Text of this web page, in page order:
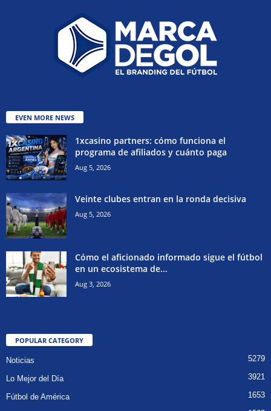
EVEN MORE NEWS
1xcasino partners: cómo funciona el
programa de afiliados y cuánto paga
Aug 5, 2026
Veinte clubes entran en la ronda decisiva
Aug 5, 2026
Cómo el aficionado informado sigue el fútbol
en un ecosistema de...
Aug 3, 2026
POPULAR CATEGORY
Noticias 5279
Lo Mejor del Día 3921
Fútbol de América 1653